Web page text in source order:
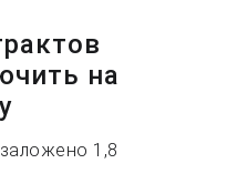
на
1,8